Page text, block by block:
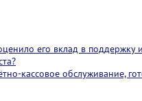
его вклад в поддержку
кассовое обслуживание,